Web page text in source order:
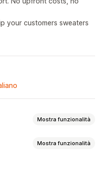
your customers sweaters
Mostra funzionalità
Mostra funzionalità